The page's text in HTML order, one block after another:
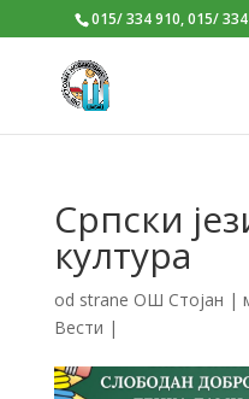
015/ 334 910, 015/
Српски
култура
od strane ОШ Стојан |
Вести |